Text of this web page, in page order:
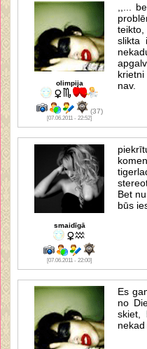
olimpija
(37)
[07.06.2011 - 22:52]
,,...
teikto,
slikta
nav.
smaidīgā
[07.06.2011 - 22:00]
Bet
būs
Es
no
skiet,